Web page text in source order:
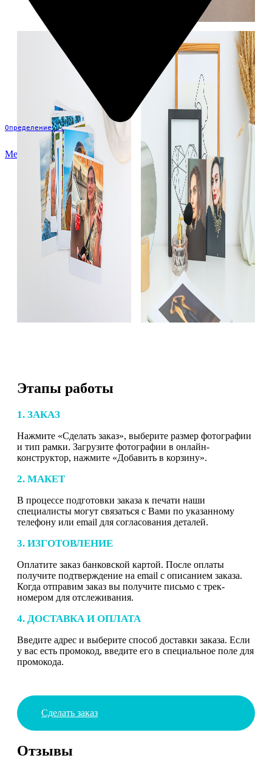
Определение...
Меню
Этапы работы
1. ЗАКАЗ
Нажмите «Сделать заказ», выберите размер фотографии
и тип рамки. Загрузите фотографии в онлайн-
конструктор, нажмите «Добавить в корзину».
2. МАКЕТ
В процессе подготовки заказа к печати наши
специалисты могут связаться с Вами по указанному
телефону или email для согласования деталей.
3. ИЗГОТОВЛЕНИЕ
Оплатите заказ банковской картой. После оплаты
получите подтверждение на email с описанием заказа.
Когда отправим заказ вы получите письмо с трек-
номером для отслеживания.
4. ДОСТАВКА И ОПЛАТА
Введите адрес и выберите способ доставки заказа. Если
у вас есть промокод, введите его в специальное поле для
промокода.
Сделать заказ
Отзывы